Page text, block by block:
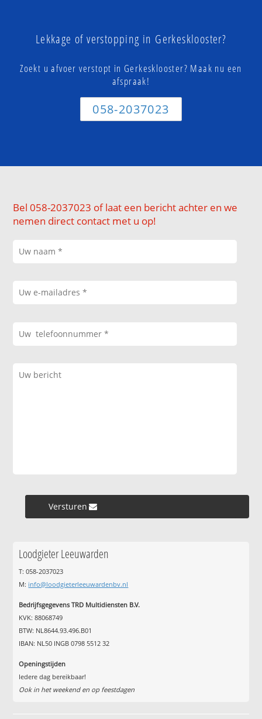
Lekkage of verstopping in Gerkesklooster?
Zoekt u afvoer verstopt in Gerkesklooster? Maak nu een
afspraak!
058-2037023
Bel 058-2037023 of laat een bericht achter en we
nemen direct contact met u op!
Versturen »
Loodgieter Leeuwarden
T: 058-2037023
M: info@loodgieterleeuwardenbv.nl
Bedrijfsgegevens TRD Multidiensten B.V.
KVK: 88068749
BTW: NL8644.93.496.B01
IBAN: NL50 INGB 0798 5512 32
Openingstijden
Iedere dag bereikbaar!
Ook in het weekend en op feestdagen